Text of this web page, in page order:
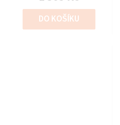
DO KOŠÍKU